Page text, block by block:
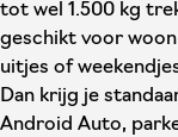
tot wel 1.500 kg
geschikt voor
uitjes of
Dan krijg je
Android Auto,